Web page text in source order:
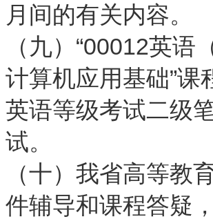
月间的有关内容。
（九）“00012英语
计算机应用基础”
英语等级考试二级
试。
（十）我省高等教
件辅导和课程答疑